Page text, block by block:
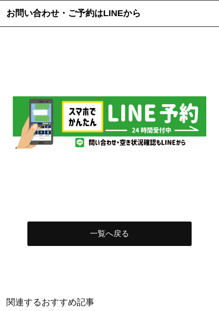
お問い合わせ・ご予約はLINEから
一覧へ戻る
関連するおすすめ記事